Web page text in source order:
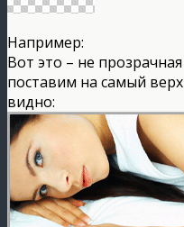
Например:
Вот это – не
поставим на самый
видно: